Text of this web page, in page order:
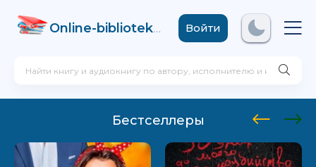
Online-biblioteka .comВойти
Бестселлеры